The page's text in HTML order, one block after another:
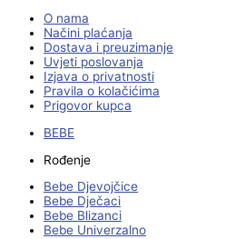
O nama
Načini plaćanja
Dostava i preuzimanje
Uvjeti poslovanja
Izjava o privatnosti
Pravila o kolačićima
Prigovor kupca
BEBE
Rođenje
Bebe Djevojčice
Bebe Dječaci
Bebe Blizanci
Bebe Univerzalno